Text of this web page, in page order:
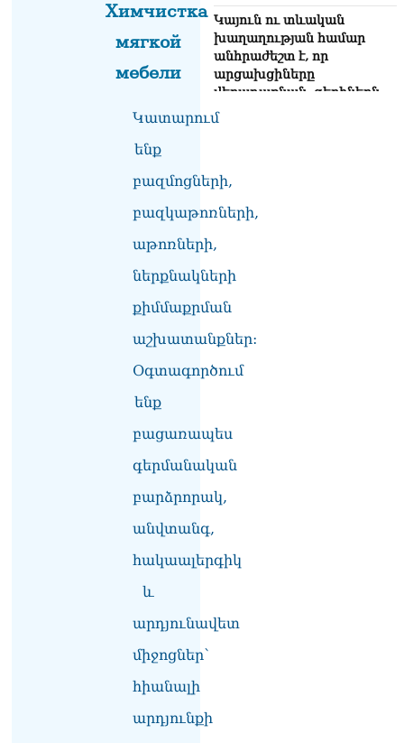
Химчистка
мягкой
мебели
Կատարում
ենք
բազմոցների,
բազկաթոռների,
աթոռների,
ներքնակների
քիմմաքրման
աշխատանքներ:
Օգտագործում
ենք
բացառապես
գերմանական
բարձրորակ,
անվտանգ,
հակաալերգիկ
և
արդյունավետ
միջոցներ՝
հիանալի
արդյունքի
Կայուն ու տևական
խաղաղության համար
անհրաժեշտ է, որ
արցախցիները
վերադառնան, գերիներն
ազատ արձակվեն․
Բեգլարյան
Մաhացել է Մեսսիի հայրը
համարում Արգամ
Աբրահամյանի վերաբերյալ
ՔԿ–ի հաղորդագրությունը
08.08.2026
ՏԵՍԱՆՅՈւԹ․ «Այսօր
նախագահին»․ Նիկոլ
Աբրահամյանի որդու՝
ձերբակալությունից
Ադրբեջանը և Հայաստանը
խաղաղությունը շոշափելի